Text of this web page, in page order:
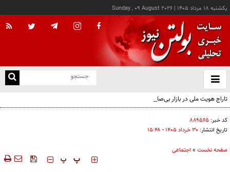
يکشنبه ۱۸ مرداد ۱۴۰۵ |
Sunday , 09 August 2026
باز
و
تاراج هویت ملی در بازار بی‌صاحب پوشاک؛ مسئولان نظارت کجا خوابیده‌اند؟ / زیر سایه جنگ،
جامعه در حال بی‌حیا شدن است
کد خبر: ۸۸۹۵۶۵
تاریخ انتشار: ۳۰ خرداد ۱۴۰۵ - ۱۵:۴۸
صفحه نخست » اجتماعی
‍‍‍ پ پ